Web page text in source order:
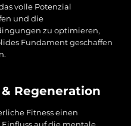
volle Potenzial
und die
zu optimieren,
Fundament geschaffen
Regeneration
Fitness einen